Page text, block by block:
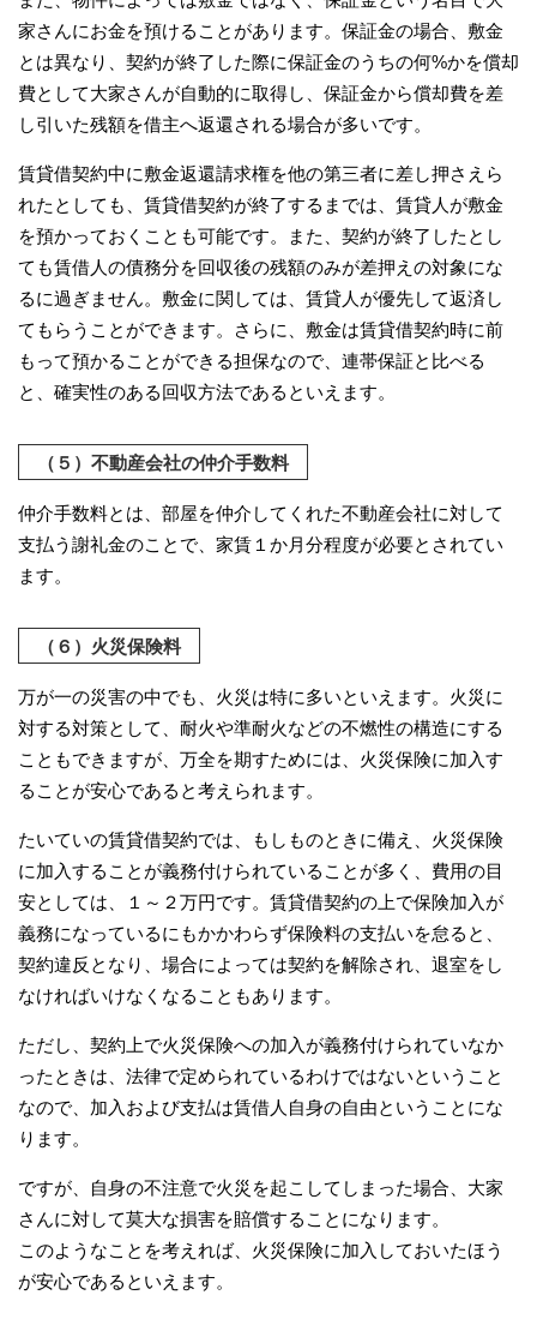
家さんにお金を預けることがあります。保証金の場合、敷金
とは異なり、契約が終了した際に保証金のうちの何%かを償却
費として大家さんが自動的に取得し、保証金から償却費を差
し引いた残額を借主へ返還される場合が多いです。
賃貸借契約中に敷金返還請求権を他の第三者に差し押さえら
れたとしても、賃貸借契約が終了するまでは、賃貸人が敷金
を預かっておくことも可能です。また、契約が終了したとし
ても賃借人の債務分を回収後の残額のみが差押えの対象にな
るに過ぎません。敷金に関しては、賃貸人が優先して返済し
てもらうことができます。さらに、敷金は賃貸借契約時に前
もって預かることができる担保なので、連帯保証と比べる
と、確実性のある回収方法であるといえます。
（５）不動産会社の仲介手数料
仲介手数料とは、部屋を仲介してくれた不動産会社に対して
支払う謝礼金のことで、家賃１か月分程度が必要とされてい
ます。
（６）火災保険料
万が一の災害の中でも、火災は特に多いといえます。火災に
対する対策として、耐火や準耐火などの不燃性の構造にする
こともできますが、万全を期すためには、火災保険に加入す
ることが安心であると考えられます。
たいていの賃貸借契約では、もしものときに備え、火災保険
に加入することが義務付けられていることが多く、費用の目
安としては、１～２万円です。賃貸借契約の上で保険加入が
義務になっているにもかかわらず保険料の支払いを怠ると、
契約違反となり、場合によっては契約を解除され、退室をし
なければいけなくなることもあります。
ただし、契約上で火災保険への加入が義務付けられていなか
ったときは、法律で定められているわけではないということ
なので、加入および支払は賃借人自身の自由ということにな
ります。
ですが、自身の不注意で火災を起こしてしまった場合、大家
さんに対して莫大な損害を賠償することになります。
このようなことを考えれば、火災保険に加入しておいたほう
が安心であるといえます。